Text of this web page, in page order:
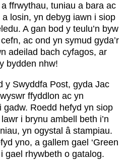
ffrwythau, tuniau a bara ac
losin, yn debyg iawn i siop
A gan bod y teulu’n byw
ac ond yn symud gyda’r
adeilad bach cyfagos, ar
bydden nhw!
y Swyddfa Post, gyda Jac
ffyddlon ac yn
Roedd hefyd yn siop
i brynu ambell beth i’n
yn ogystal â stampiau.
yno, a gallem gael ‘Green
gael rhywbeth o gatalog.